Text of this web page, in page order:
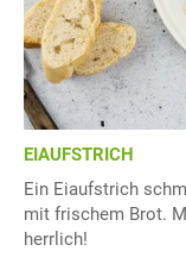
EIAUFSTRICH
Ein Eiaufstrich
mit frischem Brot.
herrlich!